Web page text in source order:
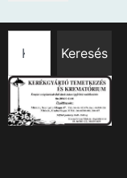
Keresés